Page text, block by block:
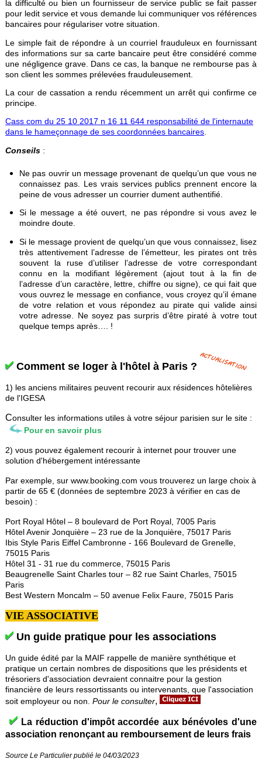
la difficulté ou bien un fournisseur de service public se fait passer
pour ledit service et vous demande lui communiquer vos références
bancaires pour régulariser votre situation.
Le simple fait de répondre à un courriel frauduleux en fournissant
des informations sur sa carte bancaire peut être considéré comme
une négligence grave. Dans ce cas, la banque ne rembourse pas à
son client les sommes prélevées frauduleusement.
La cour de cassation a rendu récemment un arrêt qui confirme ce
principe.
Cass com du 25 10 2017 n 16 11 644 responsabilité de l'internaute
dans le hameçonnage de ses coordonnées bancaires.
Conseils :
Ne pas ouvrir un message provenant de quelqu’un que vous ne
connaissez pas. Les vrais services publics prennent encore la
peine de vous adresser un courrier dument authentifié.
Si le message a été ouvert, ne pas répondre si vous avez le
moindre doute.
Si le message provient de quelqu’un que vous connaissez, lisez
très attentivement l’adresse de l’émetteur, les pirates ont très
souvent la ruse d’utiliser l’adresse de votre correspondant
connu en la modifiant légèrement (ajout tout à la fin de
l’adresse d’un caractère, lettre, chiffre ou signe), ce qui fait que
vous ouvrez le message en confiance, vous croyez qu’il émane
de votre relation et vous répondez au pirate qui valide ainsi
votre adresse. Ne soyez pas surpris d’être piraté à votre tout
quelque temps après…. !
Comment se loger à l'hôtel à Paris ?
1) les anciens militaires peuvent recourir aux résidences hôtelières
de l'IGESA
Consulter les informations utiles à votre séjour parisien sur le site :
Pour en savoir plus
2) vous pouvez également recourir à internet pour trouver une
solution d'hébergement intéressante
Par exemple, sur www.booking.com vous trouverez un large choix à
partir de 65 € (données de septembre 2023 à vérifier en cas de
besoin) :
Port Royal Hôtel – 8 boulevard de Port Royal, 7005 Paris
Hôtel Avenir Jonquière – 23 rue de la Jonquière, 75017 Paris
Ibis Style Paris Eiffel Cambronne - 166 Boulevard de Grenelle,
75015 Paris
Hôtel 31 - 31 rue du commerce, 75015 Paris
Beaugrenelle Saint Charles tour – 82 rue Saint Charles, 75015
Paris
Best Western Moncalm – 50 avenue Felix Faure, 75015 Paris
VIE ASSOCIATIVE
Un guide pratique pour les associations
Un guide édité par la MAIF rappelle de manière synthétique et
pratique un certain nombres de dispositions que les présidents et
trésoriers d'association devraient connaitre pour la gestion
financière de leurs ressortissants ou intervenants, que l'association
soit employeur ou non.Pour le consulter,
La réduction d'impôt accordée aux bénévoles d'une
association renonçant au remboursement de leurs frais
Source Le Particulier publié le 04/03/2023